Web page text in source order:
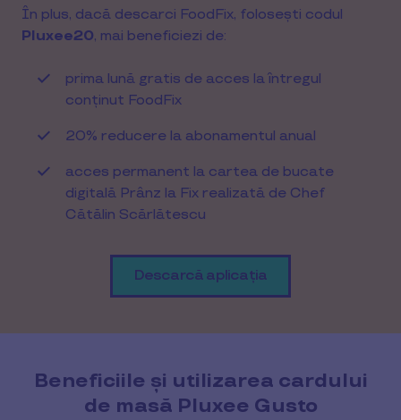
În plus, dacă descarci FoodFix, folosești codul
Pluxee20, mai beneficiezi de:
prima lună gratis de acces la întregul
conținut FoodFix
20% reducere la abonamentul anual
acces permanent la cartea de bucate
digitală Prânz la Fix realizată de Chef
Cătălin Scărlătescu
Descarcă aplicația
Beneficiile și utilizarea cardului
de masă Pluxee Gusto